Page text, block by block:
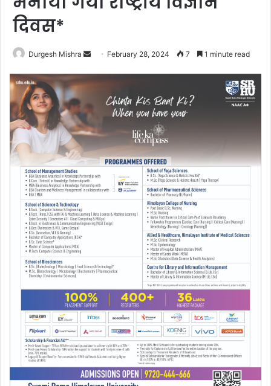
दिवस*
Durgesh Mishra
Send
email
February 28, 2024 7 1 minute read